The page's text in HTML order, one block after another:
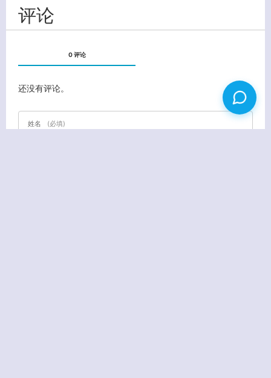
评论
0 评论
还没有评论。
姓名 (必填)